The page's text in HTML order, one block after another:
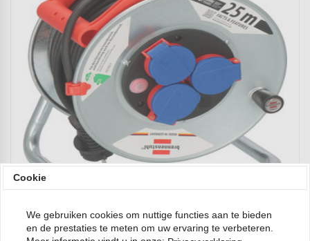
chevron_left
Cable Reel 25m IP44 H05RR-F 3G1.5
Cookie
We gebruiken cookies om nuttige functies aan te bieden
en de prestaties te meten om uw ervaring te verbeteren.